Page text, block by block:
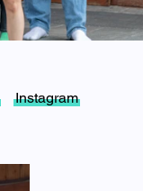
Instagram